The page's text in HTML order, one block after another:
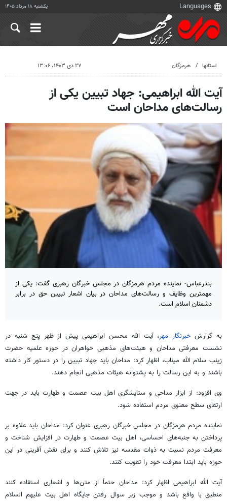
یکشنبه ۱۸ مرداد ۱۴۰۵
استانها هرمزگان ۲۷ دی ۱۴۰۳، ۱۳:۰۶
آیت الله ابراهیمی: جهاد تبیین یکی از
رسالت‌های مداحان است
بندرعباس- نماینده مردم هرمزگان در مجلس خبرگان رهبری گفت: یکی از
مهمترین وظایف و رسالت‌های مداحان در بیان اشعار تبیین حق در برابر
دشمنان اسلام است.
به گزارشخبرنگار مهر، آیت الله محسن ابراهیمی پیش از ظهر پنج شنبه در
نشست معرفتی مداحان و هیئت‌های مذهبی خواهران در حوزه علمیه حضرت
زینب سلام الله میناب، اظهار کرد: مداحان باید جهاد تبیین را در دستور کار داشته
باشند و به این رسالت را به پشتوانه هیئات مذهبی انجام دهند.
وی افزود: از ابزار مداحی و ستایشگری اهل بیت عصمت و طهارت باید در جهت
ارتقای سطح معنوی مردم استفاده شود.
نماینده مردم هرمزگان در مجلس خبرگان رهبری عنوان کرد: مداحان باید علاوه بر
پرداختن به جنبه‌های احساسی، اهل بیت عصمت و طهارت در افزایش شناخت و
معرفت مردم نسبت بهذوات مقدسه نیز تلاش کنند و برای نقش آفرینی در این
حوزه باید ابتدا معرفت خود را تقویت کنند.
آیت الله ابراهیمی اظهار کرد: مداحان حتماً از متن‌ها و اشعاری استفاده کنند
منطبق با واقع باشد و موجب زیر سوال رفتن جایگاه اهل بیت علیهم السلام